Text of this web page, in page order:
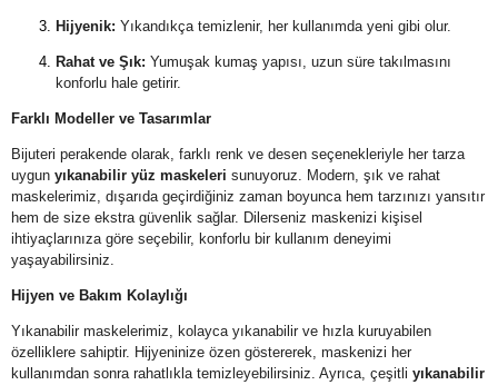
Hijyenik: Yıkandıkça temizlenir, her kullanımda yeni gibi olur.
Rahat ve Şık: Yumuşak kumaş yapısı, uzun süre takılmasını
konforlu hale getirir.
Farklı Modeller ve Tasarımlar
Bijuteri perakende olarak, farklı renk ve desen seçenekleriyle her tarza
uygun yıkanabilir yüz maskeleri sunuyoruz. Modern, şık ve rahat
maskelerimiz, dışarıda geçirdiğiniz zaman boyunca hem tarzınızı yansıtır
hem de size ekstra güvenlik sağlar. Dilerseniz maskenizi kişisel
ihtiyaçlarınıza göre seçebilir, konforlu bir kullanım deneyimi
yaşayabilirsiniz.
Hijyen ve Bakım Kolaylığı
Yıkanabilir maskelerimiz, kolayca yıkanabilir ve hızla kuruyabilen
özelliklere sahiptir. Hijyeninize özen göstererek, maskenizi her
kullanımdan sonra rahatlıkla temizleyebilirsiniz. Ayrıca, çeşitli yıkanabilir